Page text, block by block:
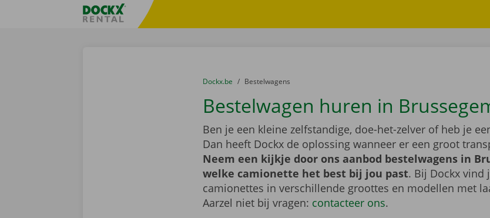
Taalselectie overslaanFratello DEMO
U bevindt zich hier:
van
Dockx.be naar
Bestelwagens
Bestelwagen huren in
Ben je een kleine zelfstandige, doe-het-zelver of heb je
Dan heeft Dockx de oplossing wanneer er een groot
Neem een kijkje door ons aanbod bestelwagens in
welke camionette het best bij jou past. Bij Dockx vind
camionettes in verschillende groottes en modellen met
Aarzel niet bij vragen: contacteer ons.